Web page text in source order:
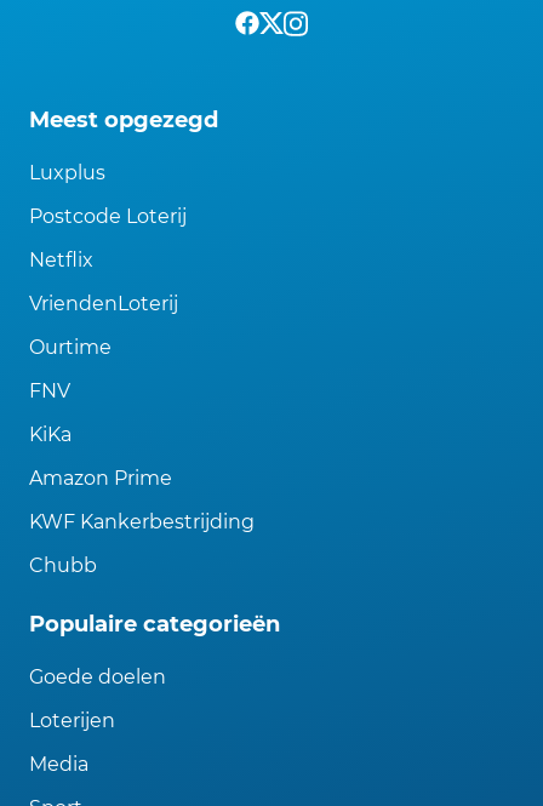
Meest opgezegd
Luxplus
Postcode Loterij
Netflix
VriendenLoterij
Ourtime
FNV
KiKa
Amazon Prime
KWF Kankerbestrijding
Chubb
Populaire categorieën
Goede doelen
Loterijen
Media